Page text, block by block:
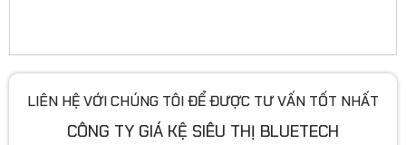
LIÊN HỆ VỚI CHÚNG TÔI ĐỂ ĐƯỢC TƯ VẤN TỐT NHẤT
CÔNG TY GIÁ KỆ SIÊU THỊ BLUETECH